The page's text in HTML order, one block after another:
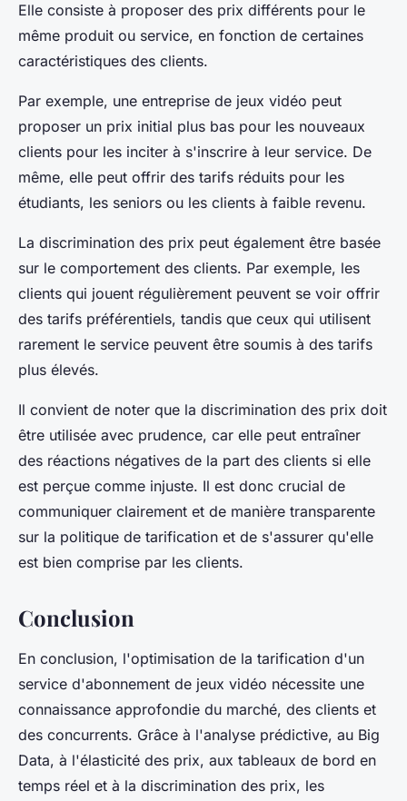
Elle consiste à proposer des prix différents pour le
même produit ou service, en fonction de certaines
caractéristiques des clients.
Par exemple, une entreprise de jeux vidéo peut
proposer un prix initial plus bas pour les nouveaux
clients pour les inciter à s'inscrire à leur service. De
même, elle peut offrir des tarifs réduits pour les
étudiants, les seniors ou les clients à faible revenu.
La discrimination des prix peut également être basée
sur le comportement des clients. Par exemple, les
clients qui jouent régulièrement peuvent se voir offrir
des tarifs préférentiels, tandis que ceux qui utilisent
rarement le service peuvent être soumis à des tarifs
plus élevés.
Il convient de noter que la discrimination des prix doit
être utilisée avec prudence, car elle peut entraîner
des réactions négatives de la part des clients si elle
est perçue comme injuste. Il est donc crucial de
communiquer clairement et de manière transparente
sur la politique de tarification et de s'assurer qu'elle
est bien comprise par les clients.
Conclusion
En conclusion, l'optimisation de la tarification d'un
service d'abonnement de jeux vidéo nécessite une
connaissance approfondie du marché, des clients et
des concurrents. Grâce à l'analyse prédictive, au Big
Data, à l'élasticité des prix, aux tableaux de bord en
temps réel et à la discrimination des prix, les